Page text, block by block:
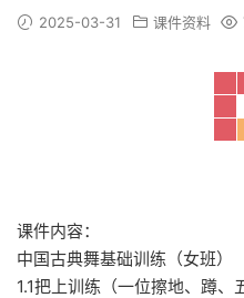
2025-03-31 课件资料
课件内容：
中国古典舞基础训练（女班）
1.1把上训练（一位擦地、蹲、